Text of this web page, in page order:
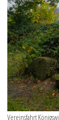
Vereinsfahrt